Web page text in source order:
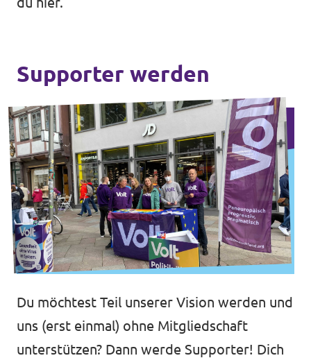
Supporter werden
Du möchtest Teil unserer Vision werden und
uns (erst einmal) ohne Mitgliedschaft
unterstützen? Dann werde Supporter! Dich